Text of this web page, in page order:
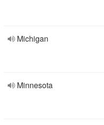
Michigan
Minnesota